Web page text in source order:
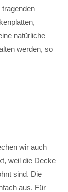
tragenden
natürliche
werden, so
wir auch
weil die Decke
sind. Die
aus. Für